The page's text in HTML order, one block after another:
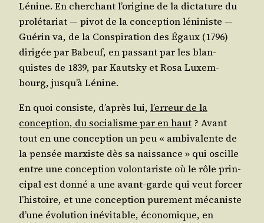
Lénine. En cher­chant l’o­ri­gine de la dic­ta­ture du
pro­lé­ta­riat ― pivot de la concep­tion léni­niste ―
Gué­rin va, de la Conspi­ra­tion des Égaux (1796)
diri­gée par Babeuf, en pas­sant par les blan­
quistes de 1839, par Kauts­ky et Rosa Luxem­
bourg, jus­qu’à Lénine.
En quoi consiste, d’a­près lui, l’er­reur de la
concep­tion, du socia­lisme par en haut ? Avant
tout en une concep­tion un peu « ambi­va­lente de
la pen­sée mar­xiste dès sa nais­sance » qui oscille
entre une concep­tion volon­ta­riste où le rôle prin­
ci­pal est don­né a une avant-garde qui veut for­cer
l’his­toire, et une concep­tion pure­ment méca­niste
d’une évo­lu­tion inévi­table, éco­no­mique, en